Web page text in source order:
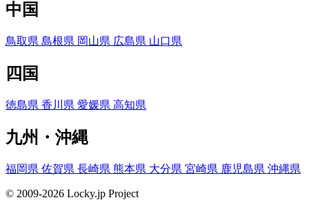
中国
鳥取県 島根県 岡山県 広島県 山口県
四国
徳島県 香川県 愛媛県 高知県
九州・沖縄
福岡県 佐賀県 長崎県 熊本県 大分県 宮崎県 鹿児島県 沖縄県
© 2009-2026 Locky.jp Project